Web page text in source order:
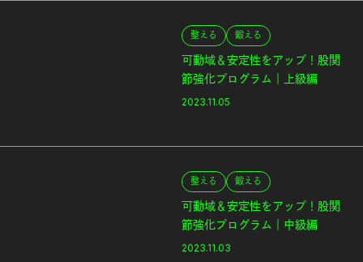
整える 鍛える
可動域＆安定性をアップ！股関
節強化プログラム｜上級編
2023.11.05
整える 鍛える
可動域＆安定性をアップ！股関
節強化プログラム｜中級編
2023.11.03